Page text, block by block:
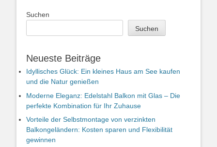
Suchen
Suchen
Neueste Beiträge
Idyllisches Glück: Ein kleines Haus am See kaufen
und die Natur genießen
Moderne Eleganz: Edelstahl Balkon mit Glas – Die
perfekte Kombination für Ihr Zuhause
Vorteile der Selbstmontage von verzinkten
Balkongeländern: Kosten sparen und Flexibilität
gewinnen